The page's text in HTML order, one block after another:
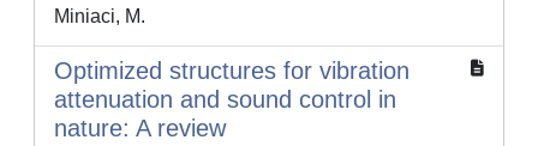
Miniaci, M.
Optimized structures for vibration
attenuation and sound control in
nature: A review